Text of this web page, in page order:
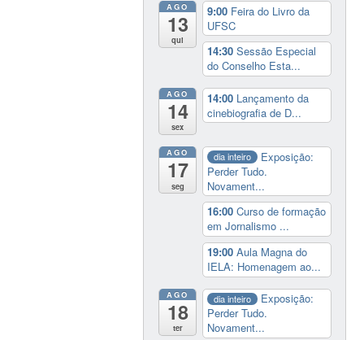
AGO
13
qui
9:00 Feira do Livro da
UFSC
14:30Sessão Especial
do Conselho Esta...
AGO
14
sex
14:00 Lançamento da
cinebiografia de D...
AGO
17
seg
dia inteiro
Exposição:
Perder Tudo.
Novament...
16:00Curso de formação
em Jornalismo ...
19:00Aula Magna do
IELA: Homenagem ao...
AGO
18
ter
dia inteiro
Exposição:
Perder Tudo.
Novament...